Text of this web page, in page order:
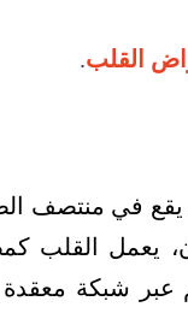
القلب.
في منتصف
يعمل القلب
عبر شبكة معقدة